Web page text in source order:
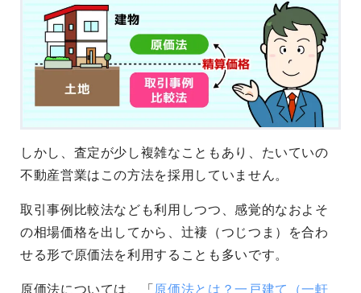
しかし、査定が少し複雑なこともあり、たいていの
不動産営業はこの方法を採用していません。
取引事例比較法なども利用しつつ、感覚的なおよそ
の相場価格を出してから、辻褄（つじつま）を合わ
せる形で原価法を利用することも多いです。
原価法については、「 原価法とは？一戸建て（一軒